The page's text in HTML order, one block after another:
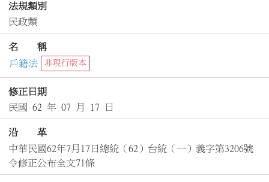
法規類別
民政類
名 稱
戶籍法
非現行版本
修正日期
民國 62 年 07 月 17 日
沿 革
中華民國62年7月17日總統（62）台統（一）義字第3206號
令修正公布全文71條